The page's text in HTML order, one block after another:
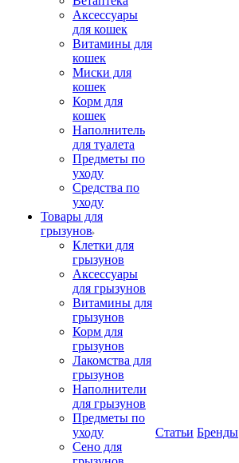
Аксессуары
для кошек
Витамины для
кошек
Миски для
кошек
Корм для
кошек
Наполнитель
для туалета
Предметы по
уходу
Средства по
уходу
Товары для
грызунов
Клетки для
грызунов
Аксессуары
для грызунов
Витамины для
грызунов
Корм для
грызунов
Лакомства для
грызунов
Наполнители
для грызунов
Предметы по
уходу
Сено для
Статьи Бренды